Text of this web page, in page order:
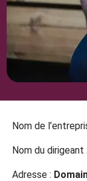
Nom de
Nom du dirigeant :
Adresse :